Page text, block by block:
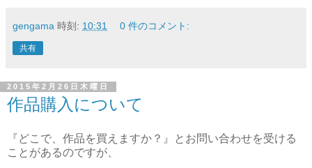
gengama 時刻: 10:31 0 件のコメント:
共有
2015年2月26日木曜日
作品購入について
『どこで、作品を買えますか？』とお問い合わせを受ける
ことがあるのですが、